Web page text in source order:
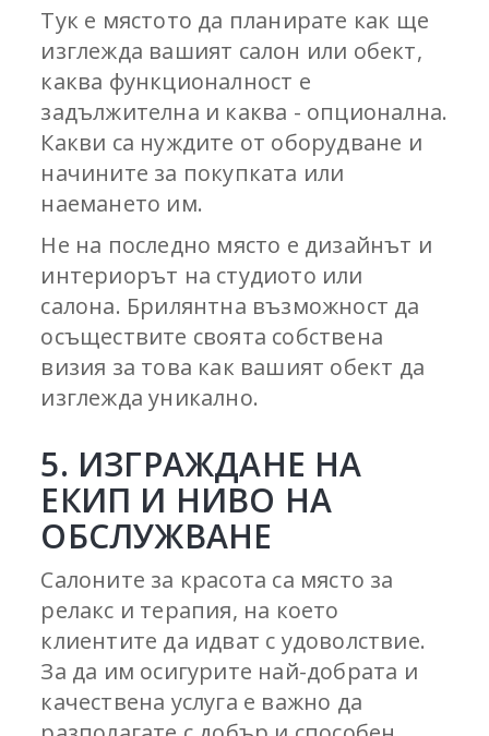
Тук е мястото да планирате как ще
изглежда вашият салон или обект,
каква функционалност е
задължителна и каква - опционална.
Какви са нуждите от оборудване и
начините за покупката или
наемането им.
Не на последно място е дизайнът и
интериорът на студиото или
салона. Брилянтна възможност да
осъществите своята собствена
визия за това как вашият обект да
изглежда уникално.
5. ИЗГРАЖДАНЕ НА
ЕКИП И НИВО НА
ОБСЛУЖВАНЕ
Салоните за красота са място за
релакс и терапия, на което
клиентите да идват с удоволствие.
За да им осигурите най-добрата и
качествена услуга е важно да